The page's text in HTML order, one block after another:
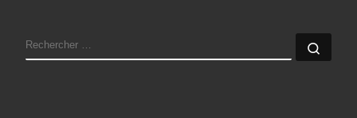
RECHERCHER